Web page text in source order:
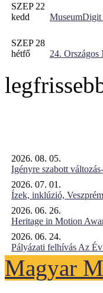
SZEP 22
kedd
MuseumDigit
SZEP 28
hétfő
24.
2026. 08. 05.
Igényre szabott
2026. 07. 01.
Ízek, inklúzió,
2026. 06. 26.
Heritage in Motion
2026. 06. 24.
Pályázati felhívás Az
Magyar